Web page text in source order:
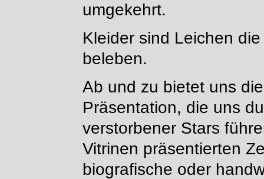
umgekehrt.
Kleider sind Leichen
beleben.
Ab und zu bietet uns
Präsentation, die uns
verstorbener Stars
Vitrinen präsentierten
biografische oder